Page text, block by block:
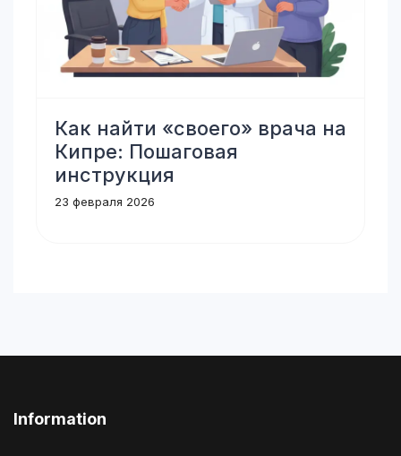
Как найти «своего» врача на
Кипре: Пошаговая
инструкция
23 февраля 2026
Information